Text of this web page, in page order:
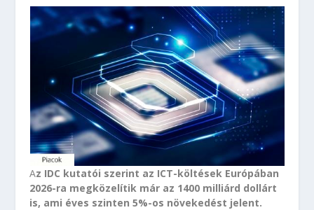
Az IDC kutatói szerint az ICT-költések Európában
2026-ra megközelítik már az 1400 milliárd dollárt
is, ami éves szinten 5%-os növekedést jelent.